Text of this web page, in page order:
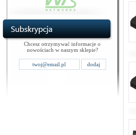
Chcesz otrzymywać informacje o
nowościach w naszym sklepie?